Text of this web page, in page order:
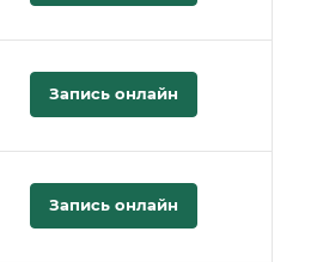
Запись онлайн
Запись онлайн